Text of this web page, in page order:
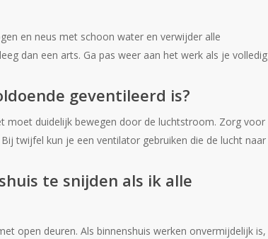
en neus met schoon water en verwijder alle
dan een arts. Ga pas weer aan het werk als je volledig
geventileerd is?
moet duidelijk bewegen door de luchtstroom. Zorg voor
twijfel kun je een ventilator gebruiken die de lucht naar
te snijden als ik alle
open deuren. Als binnenshuis werken onvermijdelijk is,